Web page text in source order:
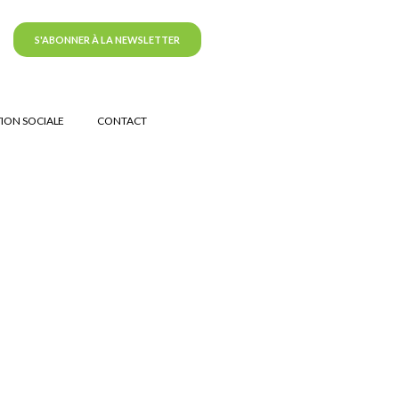
SOCIALE CONTACT
S'ABONNER À LA NEWSLETTER